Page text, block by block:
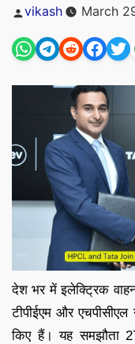
Posted
vikash March
देश भर में इलेक्ट्रिक
टीपीईएम और
किए हैं। यह समझौता